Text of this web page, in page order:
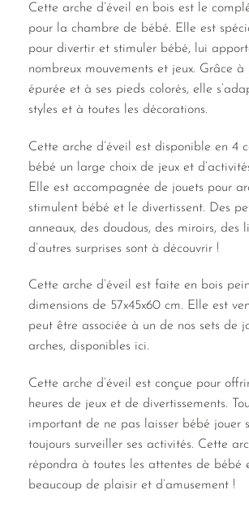
Cette arche d’éveil en bois est le
pour la chambre de bébé. Elle est
pour divertir et stimuler bébé, lui
nombreux mouvements et jeux. Grâce à
épurée et à ses pieds colorés, elle
styles et à toutes les décorations.
Cette arche d’éveil est disponible en 4
bébé un large choix de jeux et
Elle est accompagnée de jouets pour
stimulent bébé et le divertissent. Des
anneaux, des doudous, des miroirs, des
d’autres surprises sont à découvrir !
Cette arche d’éveil est faite en bois
dimensions de 57x45x60 cm. Elle est
peut être associée à un de nos sets de
arches, disponibles ici.
Cette arche d’éveil est conçue pour
heures de jeux et de divertissements.
important de ne pas laisser bébé jouer
toujours surveiller ses activités. Cette
répondra à toutes les attentes de bébé
beaucoup de plaisir et d’amusement !